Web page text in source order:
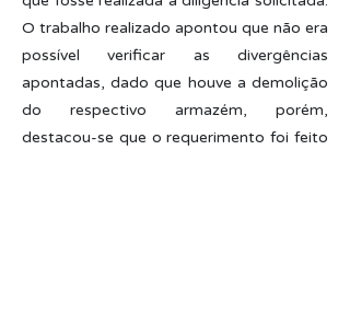
O trabalho realizado apontou que não era
possível verificar as divergências
apontadas, dado que houve a demolição
do respectivo armazém, porém,
destacou-se que o requerimento foi feito